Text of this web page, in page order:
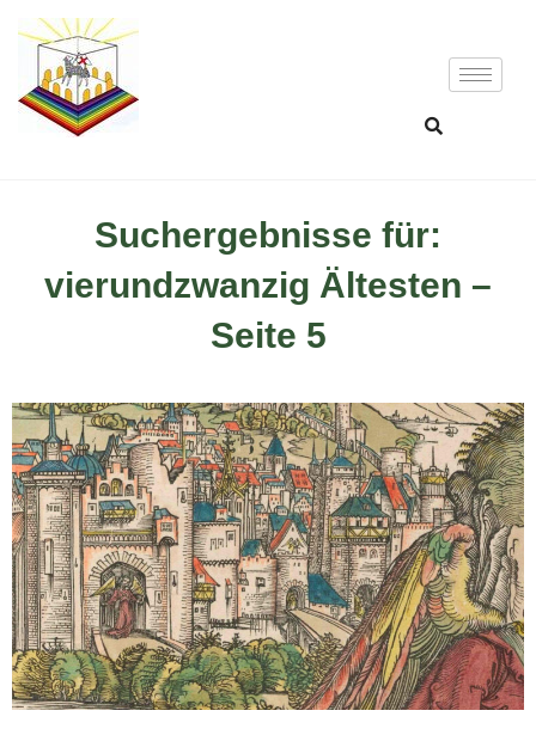
Suchergebnisse für:
vierundzwanzig Ältesten –
Seite 5